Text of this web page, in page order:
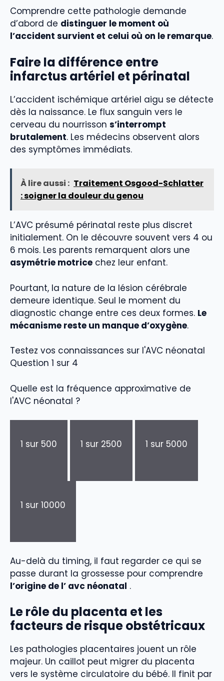
Comprendre cette pathologie demande
d’abord de distinguer le moment où
l’accident survient et celui où on le remarque.
Faire la différence entre
infarctus artériel et périnatal
L’accident ischémique artériel aigu se détecte
dès la naissance. Le flux sanguin vers le
cerveau du nourrisson s’interrompt
brutalement. Les médecins observent alors
des symptômes immédiats.
À lire aussi : Traitement Osgood-Schlatter
: soigner la douleur du genou
L’AVC présumé périnatal reste plus discret
initialement. On le découvre souvent vers 4 ou
6 mois. Les parents remarquent alors une
asymétrie motrice chez leur enfant.
Pourtant, la nature de la lésion cérébrale
demeure identique. Seul le moment du
diagnostic change entre ces deux formes. Le
mécanisme reste un manque d’oxygène.
Testez vos connaissances sur l'AVC néonatal
Question 1 sur 4
Quelle est la fréquence approximative de
l'AVC néonatal ?
1 sur 500 1 sur 2500 1 sur 5000
1 sur 10000
Au-delà du timing, il faut regarder ce qui se
passe durant la grossesse pour comprendre
l’origine de l’ avc néonatal .
Le rôle du placenta et les
facteurs de risque obstétricaux
Les pathologies placentaires jouent un rôle
majeur. Un caillot peut migrer du placenta
vers le système circulatoire du bébé. Il finit par